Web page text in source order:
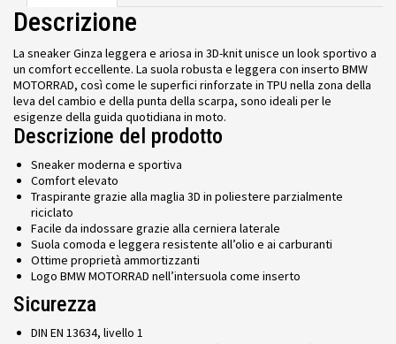
Descrizione
La sneaker Ginza leggera e ariosa in 3D-knit unisce un look sportivo a
un comfort eccellente. La suola robusta e leggera con inserto BMW
MOTORRAD, così come le superfici rinforzate in TPU nella zona della
leva del cambio e della punta della scarpa, sono ideali per le
esigenze della guida quotidiana in moto.
Descrizione del prodotto
Sneaker moderna e sportiva
Comfort elevato
Traspirante grazie alla maglia 3D in poliestere parzialmente
riciclato
Facile da indossare grazie alla cerniera laterale
Suola comoda e leggera resistente all’olio e ai carburanti
Ottime proprietà ammortizzanti
Logo BMW MOTORRAD nell’intersuola come inserto
Sicurezza
DIN EN 13634, livello 1